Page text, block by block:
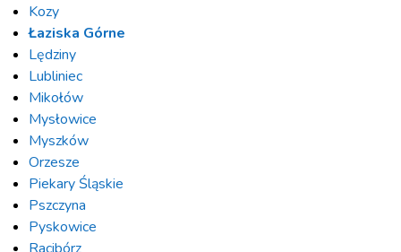
Kozy
Łaziska Górne
Lędziny
Lubliniec
Mikołów
Mysłowice
Myszków
Orzesze
Piekary Śląskie
Pszczyna
Pyskowice